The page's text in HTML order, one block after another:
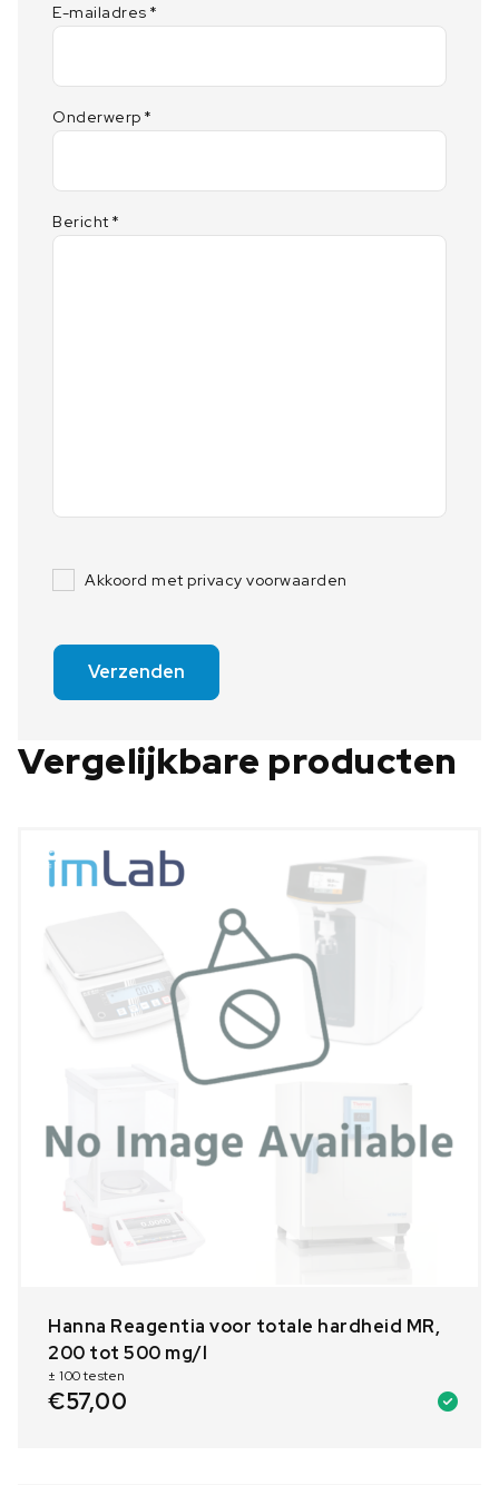
E-mailadres *
Onderwerp *
Bericht *
Akkoord met privacy voorwaarden
Verzenden
Vergelijkbare producten
Hanna Reagentia voor totale hardheid MR,
200 tot 500 mg/l
± 100 testen
€57,00